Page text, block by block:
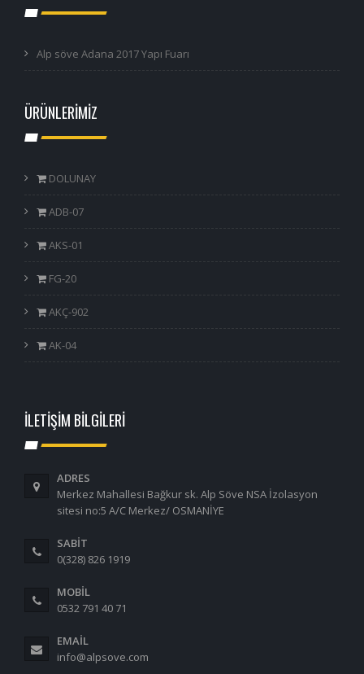
Alp söve Adana 2017 Yapı Fuarı
ÜRÜNLERİMİZ
DOLUNAY
ADB-07
AKS-01
FG-20
AKÇ-902
AK-04
İLETİŞİM BİLGİLERİ
ADRES
Merkez Mahallesi Bağkur sk. Alp Söve NSA İzolasyon
sitesi no:5 A/C Merkez/ OSMANİYE
SABİT
0(328) 826 1919
MOBİL
0532 791 40 71
EMAIL
info@alpsove.com